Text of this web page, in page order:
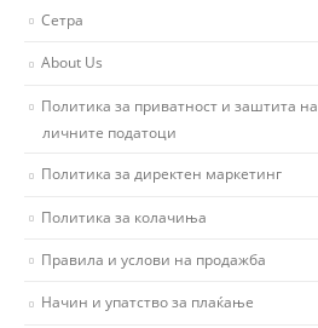
Сетра
About Us
Политика за приватност и заштита на
личните податоци
Политика за директен маркетинг
Политика за колачиња
Правила и услови на продажба
Начин и упатство за плаќање